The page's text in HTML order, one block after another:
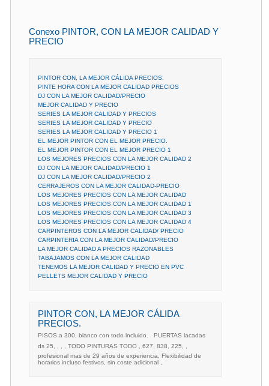
Conexo PINTOR, CON LA MEJOR CALIDAD Y
PRECIO
PINTOR CON, LA MEJOR CÁLIDA PRECIOS.
PINTE HORA CON LA MEJOR CALIDAD PRECIOS
DJ CON LA MEJOR CALIDAD/PRECIO
MEJOR CALIDAD Y PRECIO
SERIES LA MEJOR CALIDAD Y PRECIOS
SERIES LA MEJOR CALIDAD Y PRECIO
SERIES LA MEJOR CALIDAD Y PRECIO 1
EL MEJOR PINTOR CON EL MEJOR PRECIO.
EL MEJOR PINTOR CON EL MEJOR PRECIO 1
LOS MEJORES PRECIOS CON LA MEJOR CALIDAD 2
DJ CON LA MEJOR CALIDAD/PRECIO 1
DJ CON LA MEJOR CALIDAD/PRECIO 2
CERRAJEROS CON LA MEJOR CALIDAD-PRECIO
LOS MEJORES PRECIOS CON LA MEJOR CALIDAD
LOS MEJORES PRECIOS CON LA MEJOR CALIDAD 1
LOS MEJORES PRECIOS CON LA MEJOR CALIDAD 3
LOS MEJORES PRECIOS CON LA MEJOR CALIDAD 4
CARPINTEROS CON LA MEJOR CALIDAD/ PRECIO
CARPINTERIA CON LA MEJOR CALIDAD/PRECIO
LA MEJOR CALIDAD A PRECIOS RAZONABLES
TABAJAMOS CON LA MEJOR CALIDAD
TENEMOS LA MEJOR CALIDAD Y PRECIO EN PVC
PELLETS MEJOR CALIDAD Y PRECIO
PINTOR CON, LA MEJOR CÁLIDA
PRECIOS.
PISOS a 300, blanco con todo incluido. . PUERTAS lacadas
ds 25, , , , TODO PINTURAS TODO , 627, 838, 225, ,
profesional mas de 29 años de experiencia, Flexibilidad de
horarios incluso festivos, sin coste adicional ,